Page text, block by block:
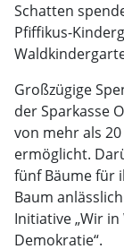
Schatten
Pfiffikus-
Großzügige
der Sparkasse
von mehr als
ermöglicht.
fünf Bäume für
Baum
Initiative „Wir
Demokratie“.